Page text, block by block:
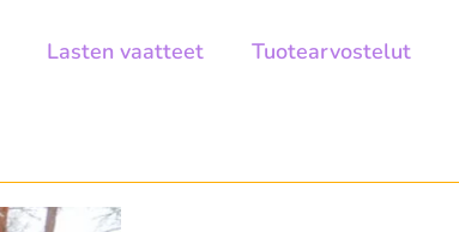
Lasten vaatteet Tuotearvostelut